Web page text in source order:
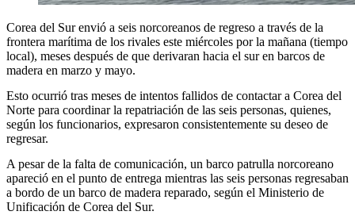
Corea del Sur envió a seis norcoreanos de regreso a través de la
frontera marítima de los rivales este miércoles por la mañana (tiempo
local), meses después de que derivaran hacia el sur en barcos de
madera en marzo y mayo.
Esto ocurrió tras meses de intentos fallidos de contactar a Corea del
Norte para coordinar la repatriación de las seis personas, quienes,
según los funcionarios, expresaron consistentemente su deseo de
regresar.
A pesar de la falta de comunicación, un barco patrulla norcoreano
apareció en el punto de entrega mientras las seis personas regresaban
a bordo de un barco de madera reparado, según el Ministerio de
Unificación de Corea del Sur.